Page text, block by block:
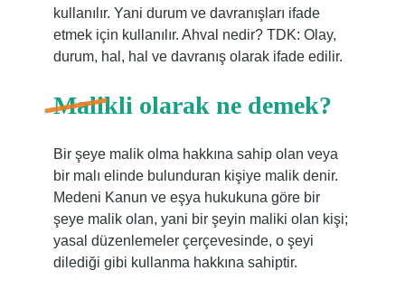
kullanılır. Yani durum ve davranışları ifade
etmek için kullanılır. Ahval nedir? TDK: Olay,
durum, hal, hal ve davranış olarak ifade edilir.
Malikli olarak ne demek?
Bir şeye malik olma hakkına sahip olan veya
bir malı elinde bulunduran kişiye malik denir.
Medeni Kanun ve eşya hukukuna göre bir
şeye malik olan, yani bir şeyin maliki olan kişi;
yasal düzenlemeler çerçevesinde, o şeyi
dilediği gibi kullanma hakkına sahiptir.